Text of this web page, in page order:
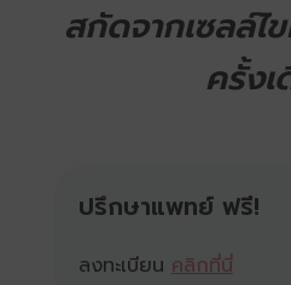
สกัดจากเซลล์ไ
ครั้งเ
ปรึกษาแพทย์ ฟรี!
ลงทะเบียน คลิกที่นี่